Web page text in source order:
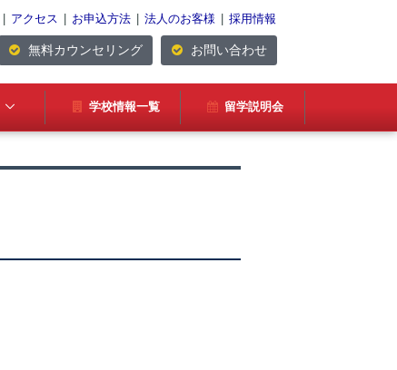
アクセス お申込方法 法人のお客様 採用情報
無料カウンセリング お問い合わせ
学校情報一覧 留学説明会